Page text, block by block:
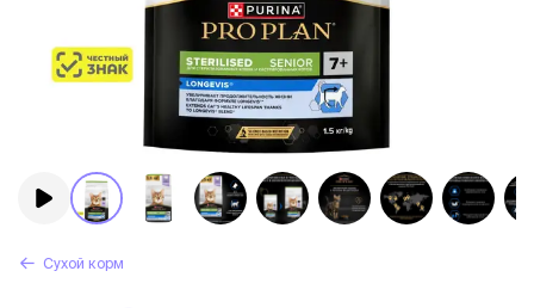
Сухой корм